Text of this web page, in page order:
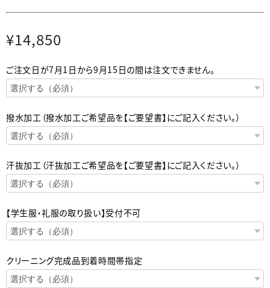
¥14,850
ご注文日が7月1日から9月15日の間は注文できません。
撥水加工（撥水加工ご希望品を【ご要望書】にご記入ください。）
汗抜加工（汗抜加工ご希望品を【ご要望書】にご記入ください。）
【学生服・礼服の取り扱い】受付不可
クリーニング完成品到着時間帯指定